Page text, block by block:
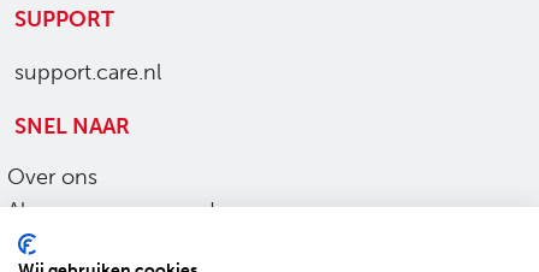
SUPPORT
support.care.nl
SNEL NAAR
Over ons
Algemene voorwaarden
Ons werk